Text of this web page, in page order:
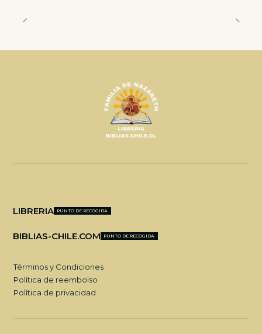
LIBRERIA PUNTO DE RECOGIDA
BIBLIAS-CHILE.COM PUNTO DE RECOGIDA
Términos y Condiciones
Política de reembolso
Política de privacidad